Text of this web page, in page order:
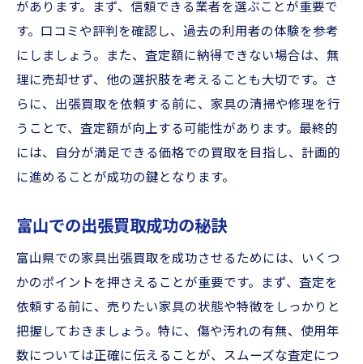
出張買取でスムーズな家具売却
富山での出張買取をスムーズに進める方法
出張買取をスムーズに進めるコツ
富山での出張買取を問題なく進行
出張買取でのスムーズな取引法
富山で出張買取を快適に行う方法
出張買取をスムーズにする準備法
富山での出張買取成功のステップ
があります。まず、信頼できる業者を選ぶことが重要で
す。口コミや評判を確認し、過去の利用者の体験を参考
にしましょう。また、査定額に納得できない場合は、無
理に売却せず、他の選択肢を考えることも大切です。さ
らに、出張買取を依頼する前に、家具の清掃や修理を行
うことで、査定額が向上する可能性があります。最終的
には、自分が満足できる価格での買取を目指し、計画的
に進めることが成功の鍵となります。
富山での出張買取成功の秘訣
富山県での家具出張買取を成功させるためには、いくつ
かのポイントを押さえることが重要です。まず、査定を
依頼する前に、売りたい家具の状態や特徴をしっかりと
把握しておきましょう。特に、傷や汚れの有無、使用年
数については正確に伝えることが、スムーズな査定につ